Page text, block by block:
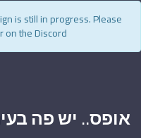
is still in progress. Please
on the Discord.
אופס.. יש פה